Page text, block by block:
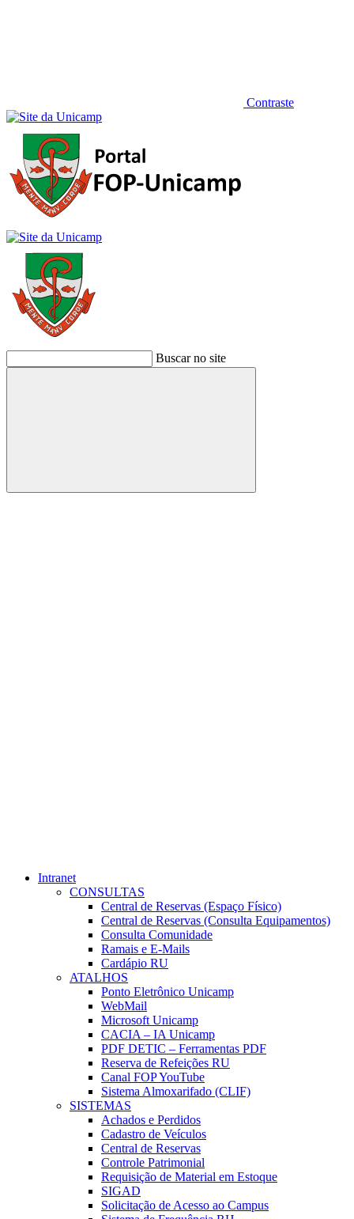
Contraste
Buscar no site
Buscar
Intranet
CONSULTAS
Central de Reservas (Espaço Físico)
Central de Reservas (Consulta Equipamentos)
Consulta Comunidade
Ramais e E-Mails
Cardápio RU
ATALHOS
Ponto Eletrônico Unicamp
WebMail
Microsoft Unicamp
CACIA – IA Unicamp
PDF DETIC – Ferramentas PDF
Reserva de Refeições RU
Canal FOP YouTube
Sistema Almoxarifado (CLIF)
SISTEMAS
Achados e Perdidos
Cadastro de Veículos
Central de Reservas
Controle Patrimonial
Requisição de Material em Estoque
SIGAD
Solicitação de Acesso ao Campus